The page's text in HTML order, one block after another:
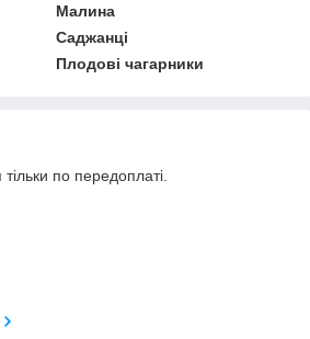
Малина
Саджанці
Плодові чагарники
по передоплаті.